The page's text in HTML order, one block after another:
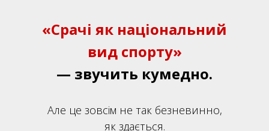
«Срачі як національний
вид спорту»
— звучить кумедно.
Але це зовсім не так безневинно,
як здається.